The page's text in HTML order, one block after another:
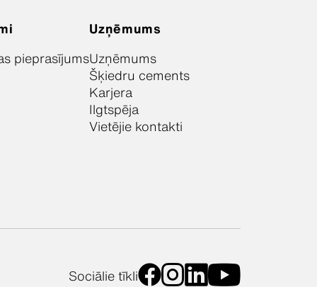
pieprasījums
Uzņēmums
Uzņēmums
Šķiedru cements
Karjera
Ilgtspēja
Vietējie kontakti
Sociālie tīkli